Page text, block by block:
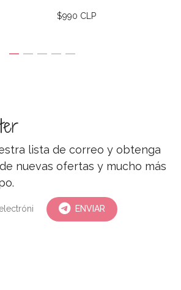
$990 CLP
lista de correo y obtenga
nuevas ofertas y mucho más
ENVIAR